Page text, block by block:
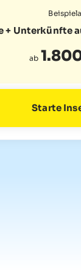
+ Unterkünfte
ab
Starte